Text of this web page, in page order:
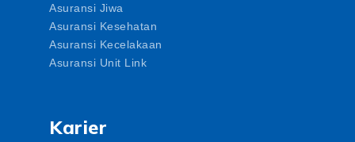
Asuransi Jiwa
Asuransi Kesehatan
Asuransi Kecelakaan
Asuransi Unit Link
Karier